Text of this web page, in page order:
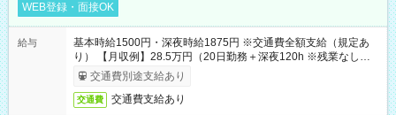
WEB登録・面接OK
給与
基本時給1500円・深夜時給1875円 ※交通費全額支給（規定あ
り） 【月収例】28.5万円（20日勤務＋深夜120h ※残業なしの場
合）交通費別途支給あり
交通費 交通費支給あり